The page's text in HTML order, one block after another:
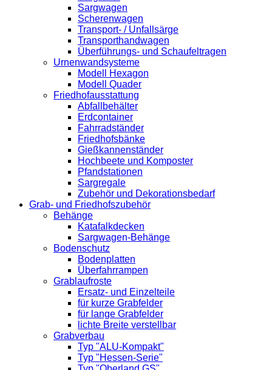
Sargwagen
Scherenwagen
Transport- / Unfallsärge
Transporthandwagen
Überführungs- und Schaufeltragen
Urnenwandsysteme
Modell Hexagon
Modell Quader
Friedhofausstattung
Abfallbehälter
Erdcontainer
Fahrradständer
Friedhofsbänke
Gießkannenständer
Hochbeete und Komposter
Pfandstationen
Sargregale
Zubehör und Dekorationsbedarf
Grab- und Friedhofszubehör
Behänge
Katafalkdecken
Sargwagen-Behänge
Bodenschutz
Bodenplatten
Überfahrrampen
Grablaufroste
Ersatz- und Einzelteile
für kurze Grabfelder
für lange Grabfelder
lichte Breite verstellbar
Grabverbau
Typ "ALU-Kompakt"
Typ "Hessen-Serie"